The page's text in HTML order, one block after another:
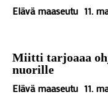
Elävä maaseutu 11.
Miitti tarjoaaa
nuorille
Elävä maaseutu 11.